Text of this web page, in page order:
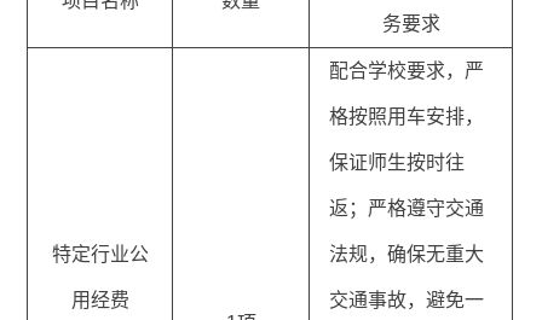
务要求
特定行业公
用经费
配合学校要求，严
格按照用车安排，
保证师生按时往
返；严格遵守交通
法规，确保无重大
交通事故，避免一